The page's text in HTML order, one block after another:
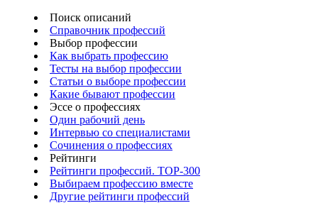
Поиск описаний
Справочник профессий
Выбор профессии
Как выбрать профессию
Тесты на выбор профессии
Статьи о выборе профессии
Какие бывают профессии
Эссе о профессиях
Один рабочий день
Интервью со специалистами
Сочинения о профессиях
Рейтинги
Рейтинги профессий. TOP-300
Выбираем профессию вместе
Другие рейтинги профессий